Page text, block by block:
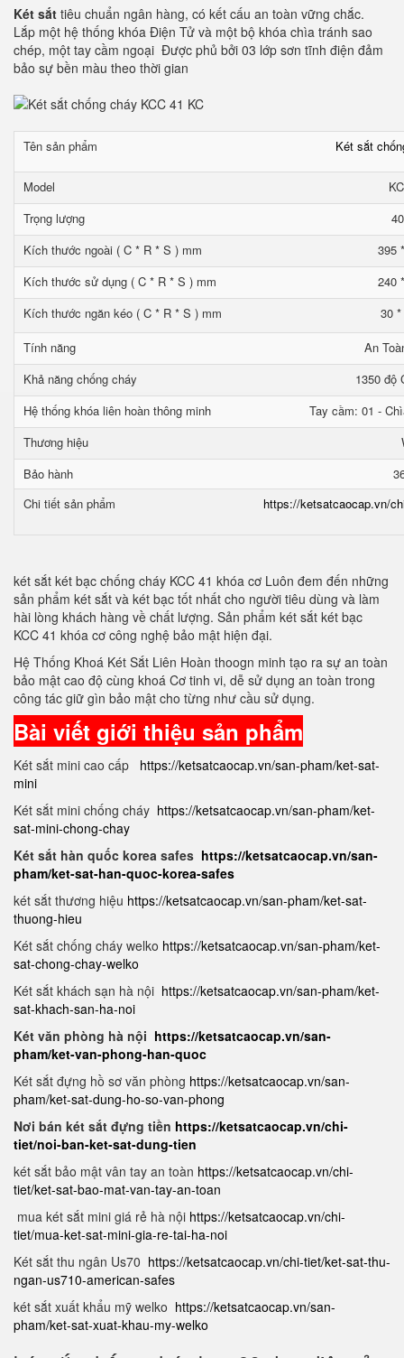
Két sắt tiêu chuẩn ngân hàng, có kết cấu an toàn vững chắc.
Lắp một hệ thống khóa Điện Tử và một bộ khóa chìa tránh sao
chép, một tay cầm ngoại Được phủ bởi 03 lớp sơn tĩnh điện đảm
bảo sự bền màu theo thời gian
Tên sản phẩm Két sắt
Model
Trọng lượng
Kích thước ngoài ( C * R * S ) mm
395
Kích thước sử dụng ( C * R * S ) mm
240
Kích thước ngăn kéo ( C * R * S ) mm
30
Tính năng
An
Khả năng chống cháy
1350 độ
Hệ thống khóa liên hoàn thông minh
Tay cầm: 01 -
Thương hiệu
Bảo hành
Chi tiết sản phẩm
https://ketsatcaocap.vn/
két sắt két bạc chống cháy KCC 41 khóa cơ Luôn đem đến những
sản phẩm két sắt và két bạc tốt nhất cho người tiêu dùng và làm
hài lòng khách hàng về chất lượng. Sản phẩm két sắt két bạc
KCC 41 khóa cơ công nghệ bảo mật hiện đại.
Hệ Thống Khoá Két Sắt Liên Hoàn thoogn minh tạo ra sự an toàn
bảo mật cao độ cùng khoá Cơ tinh vi, dễ sử dụng an toàn trong
công tác giữ gìn bảo mật cho từng như cầu sử dụng.
Bài viết giới thiệu sản phẩm
Két sắt mini cao cấp https://ketsatcaocap.vn/san-pham/ket-sat-
mini
Két sắt mini chống cháy https://ketsatcaocap.vn/san-pham/ket-
sat-mini-chong-chay
Két sắt hàn quốc korea safes https://ketsatcaocap.vn/san-
pham/ket-sat-han-quoc-korea-safes
két sắt thương hiệu https://ketsatcaocap.vn/san-pham/ket-sat-
thuong-hieu
Két sắt chống cháy welko https://ketsatcaocap.vn/san-pham/ket-
sat-chong-chay-welko
Két sắt khách sạn hà nội https://ketsatcaocap.vn/san-pham/ket-
sat-khach-san-ha-noi
Két văn phòng hà nội https://ketsatcaocap.vn/san-
pham/ket-van-phong-han-quoc
Két sắt đựng hồ sơ văn phòng https://ketsatcaocap.vn/san-
pham/ket-sat-dung-ho-so-van-phong
Nơi bán két sắt đựng tiền https://ketsatcaocap.vn/chi-
tiet/noi-ban-ket-sat-dung-tien
két sắt bảo mật vân tay an toàn https://ketsatcaocap.vn/chi-
tiet/ket-sat-bao-mat-van-tay-an-toan
mua két sắt mini giá rẻ hà nội https://ketsatcaocap.vn/chi-
tiet/mua-ket-sat-mini-gia-re-tai-ha-noi
Két sắt thu ngân Us70 https://ketsatcaocap.vn/chi-tiet/ket-sat-thu-
ngan-us710-american-safes
két sắt xuất khẩu mỹ welko https://ketsatcaocap.vn/san-
pham/ket-sat-xuat-khau-my-welko